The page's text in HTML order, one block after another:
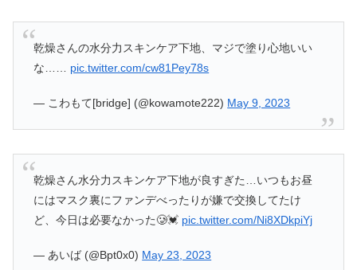
乾燥さんの水分力スキンケア下地、マジで塗り心地いい
な…… pic.twitter.com/cw81Pey78s
— こわもて[bridge] (@kowamote222) May 9, 2023
乾燥さん水分力スキンケア下地が良すぎた…いつもお昼
にはマスク裏にファンデべったりが嫌で交換してたけ
ど、今日は必要なかった🥲💓 pic.twitter.com/Ni8XDkpiYj
— あいば (@Bpt0x0) May 23, 2023